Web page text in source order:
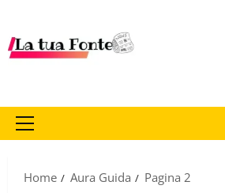
Home Aura Guida Pagina 2